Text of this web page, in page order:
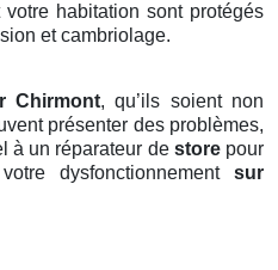
habitation sont protégés
et cambriolage.
Chirmont, qu’ils soient non
présenter des problèmes,
à un réparateur de storepour
dysfonctionnement sur